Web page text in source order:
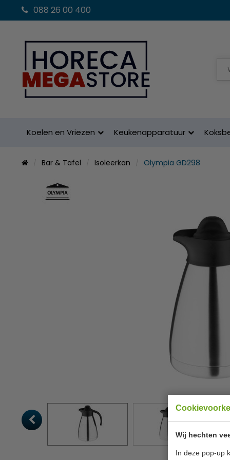
Wij hechten
In deze pop-up
088 26 00 400
Koelen en Vriezen Keukenapparatuur
Bar & Tafel Isoleerkan Olympia GD298